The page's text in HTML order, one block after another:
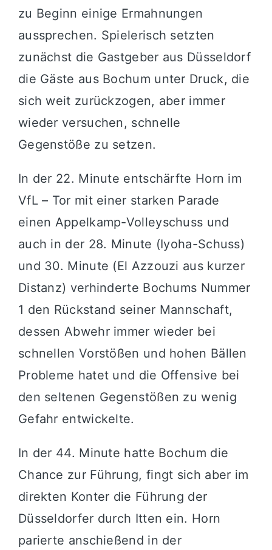
zu Beginn einige Ermahnungen
aussprechen. Spielerisch setzten
zunächst die Gastgeber aus Düsseldorf
die Gäste aus Bochum unter Druck, die
sich weit zurückzogen, aber immer
wieder versuchen, schnelle
Gegenstöße zu setzen.
In der 22. Minute entschärfte Horn im
VfL – Tor mit einer starken Parade
einen Appelkamp-Volleyschuss und
auch in der 28. Minute (Iyoha-Schuss)
und 30. Minute (El Azzouzi aus kurzer
Distanz) verhinderte Bochums Nummer
1 den Rückstand seiner Mannschaft,
dessen Abwehr immer wieder bei
schnellen Vorstößen und hohen Bällen
Probleme hatet und die Offensive bei
den seltenen Gegenstößen zu wenig
Gefahr entwickelte.
In der 44. Minute hatte Bochum die
Chance zur Führung, fingt sich aber im
direkten Konter die Führung der
Düsseldorfer durch Itten ein. Horn
parierte anschießend in der